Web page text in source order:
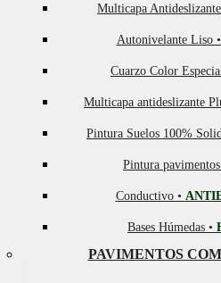
Multicapa
Autonivelante Liso
Cuarzo Color
Multicapa antideslizante
Pintura Suelos 100%
Pintura
Conductivo •
Bases Húmedas •
PAVIMENTOS